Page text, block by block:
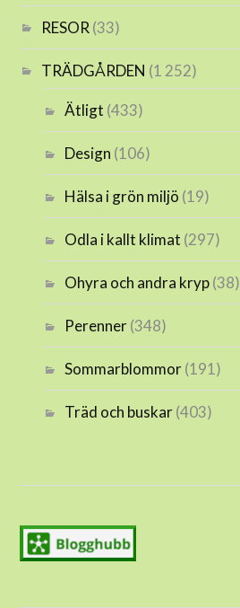
RESOR (33)
TRÄDGÅRDEN (1 252)
Ätligt (433)
Design (106)
Hälsa i grön miljö (19)
Odla i kallt klimat (297)
Ohyra och andra kryp(38)
Perenner(348)
Sommarblommor(191)
Träd och buskar(403)